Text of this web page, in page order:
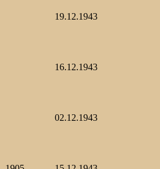
19.12.1943
16.12.1943
02.12.1943